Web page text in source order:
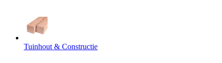
Tuinhout & Constructie